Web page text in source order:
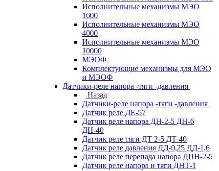
Исполнительные механизмы МЭО
1600
Исполнительные механизмы МЭО
4000
Исполнительные механизмы МЭО
10000
МЭОФ
Комплектующие механизмы для МЭО
и МЭОФ
Датчики-реле напора -тяги -давления
Назад
Датчики-реле напора -тяги -давления
Датчик реле ДЕ-57
Датчик реле напора ДН-2-5 ДН-6
ДН-40
Датчик реле тяги ДТ 2-5 ДТ-40
Датчик реле давления ДД-0,25 ДД-1,6
Датчик реле перепада напора ДПН-2-5
Датчик реле напора и тяги ДНТ-1